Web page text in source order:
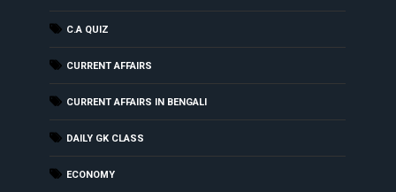
C.A QUIZ
CURRENT AFFAIRS
CURRENT AFFAIRS IN BENGALI
DAILY GK CLASS
ECONOMY